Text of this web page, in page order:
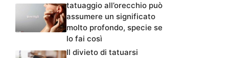
tatuaggio all’orecchio può
assumere un significato
molto profondo, specie se
lo fai così
Il divieto di tatuarsi